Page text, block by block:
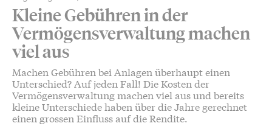
Kleine Gebühren in der
Vermögensverwaltung machen
viel aus
Machen Gebühren bei Anlagen überhaupt einen
Unterschied? Auf jeden Fall! Die Kosten der
Vermögensverwaltung machen viel aus und bereits
kleine Unterschiede haben über die Jahre gerechnet
einen grossen Einfluss auf die Rendite.